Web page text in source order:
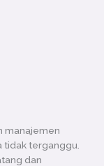
manajemen
tidak terganggu.
dan